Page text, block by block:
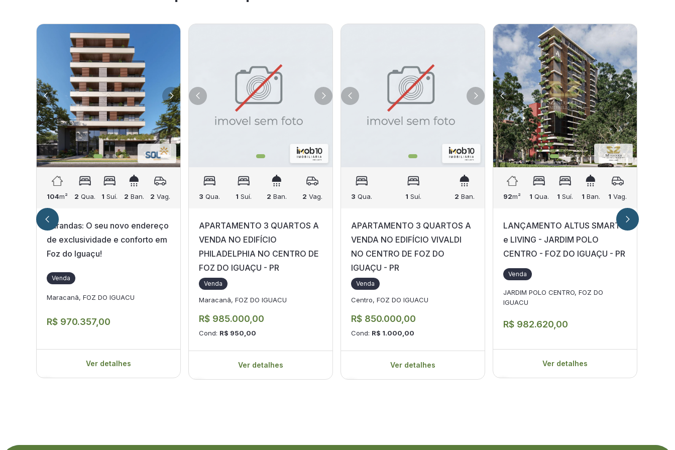
104m² 2 Qua. 1 Suí. 2 Ban. 2 Vag.
Varandas: O seu novo endereço
de exclusividade e conforto em
Foz do Iguaçu!
Venda
Maracanã, FOZ DO IGUACU
R$ 970.357,00
Ver detalhes
3 Qua. 1 Suí. 2 Ban. 2 Vag.
APARTAMENTO 3 QUARTOS A
VENDA NO EDIFÍCIO
PHILADELPHIA NO CENTRO DE
FOZ DO IGUAÇU - PR
Venda
Maracanã, FOZ DO IGUACU
R$ 985.000,00
Cond: R$ 950,00
Ver detalhes
3 Qua. 1 Suí. 2 Ban.
APARTAMENTO 3 QUARTOS A
VENDA NO EDIFÍCIO VIVALDI
NO CENTRO DE FOZ DO
IGUAÇU - PR
Venda
Centro, FOZ DO IGUACU
R$ 850.000,00
Cond: R$ 1.000,00
Ver detalhes
92m² 1 Qua. 1 Suí. 1 Ban. 1 Vag.
LANÇAMENTO ALTUS SMART
e LIVING - JARDIM POLO
CENTRO - FOZ DO IGUAÇU - PR
Venda
JARDIM POLO CENTRO, FOZ DO
IGUACU
R$ 982.620,00
Ver detalhes